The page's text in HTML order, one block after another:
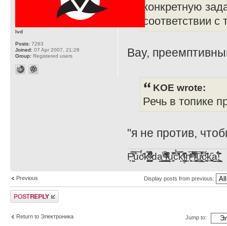
конкретную
соответствии
Вау,
KOE wrote:
Речь в топике
"я не против,
F̞͖̭̿̔ͯu̐̅cͬ̑ͩk̨̤̳͇̮̭̪̠̽̿̓̆ͭͩ ̷̩̰͎̩͓̘̾̀ͬ̊ͭ͛ͅda̝̺͙̬͎̝̾͟ ̰̜̝̯͉̯̖̓̎́ͨ̽ͫ͟f̟͇̭̀ͬͨͭ̐̚u̹̼̹̗̞͑̔͂͐̚cͭ̅̊̆̒̆ǩ̝̩̯́ͥ̔̍̑ḭ͓͍̳̬ͦ̽͂n͍͎͈̈̅ͩͬ ̊ͫ̂̾̑̈́f̲͚͉͓͗̋́ͧͦ̅ȗ͇̲̻͈̲̅̎͗͒ͭ͡c̬̟̠̹̯̈́ͩ͘ͅk̫̠̻̋͜a̲͒̾̇!͙͕̺͉̗̩̲̂̏̄̀
lvd
Posts: 7263
Joined: 07 Apr 2007, 21:28
Group: Registered users
Previous Display posts from previous:
Post a reply
Return to Электроника Jump to: